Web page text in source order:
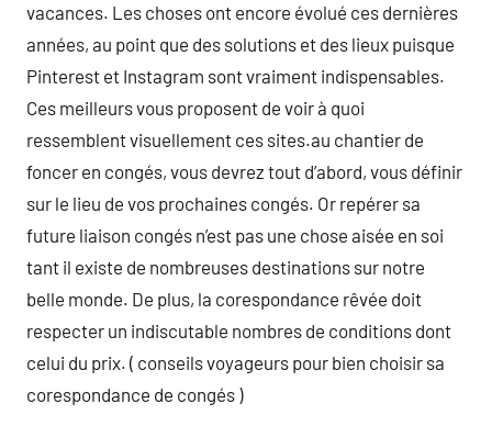
vacances. Les choses ont encore évolué ces dernières
années, au point que des solutions et des lieux puisque
Pinterest et Instagram sont vraiment indispensables.
Ces meilleurs vous proposent de voir à quoi
ressemblent visuellement ces sites.au chantier de
foncer en congés, vous devrez tout d’abord, vous définir
sur le lieu de vos prochaines congés. Or repérer sa
future liaison congés n’est pas une chose aisée en soi
tant il existe de nombreuses destinations sur notre
belle monde. De plus, la corespondance rêvée doit
respecter un indiscutable nombres de conditions dont
celui du prix. ( conseils voyageurs pour bien choisir sa
corespondance de congés )